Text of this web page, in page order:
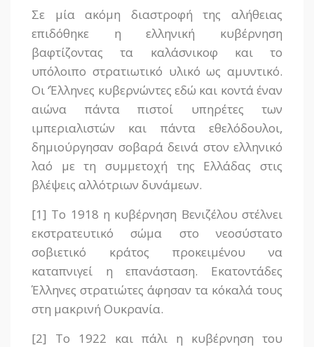
Σε μία ακόμη διαστροφή της αλήθειας
επιδόθηκε η ελληνική κυβέρνηση
βαφτίζοντας τα καλάσνικοφ και το
υπόλοιπο στρατιωτικό υλικό ως αμυντικό.
Οι ‘Έλληνες κυβερνώντες εδώ και κοντά έναν
αιώνα πάντα πιστοί υπηρέτες των
ιμπεριαλιστών και πάντα εθελόδουλοι,
δημιούργησαν σοβαρά δεινά στον ελληνικό
λαό με τη συμμετοχή της Ελλάδας στις
βλέψεις αλλότριων δυνάμεων.
[1] Το 1918 η κυβέρνηση Βενιζέλου στέλνει
εκστρατευτικό σώμα στο νεοσύστατο
σοβιετικό κράτος προκειμένου να
καταπνιγεί η επανάσταση. Εκατοντάδες
Έλληνες στρατιώτες άφησαν τα κόκαλά τους
στη μακρινή Ουκρανία.
[2] Το 1922 και πάλι η κυβέρνηση του